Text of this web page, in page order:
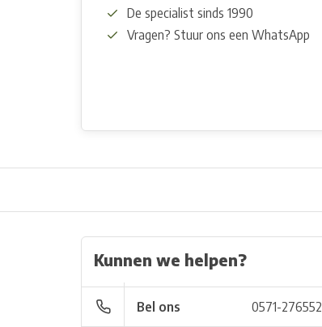
De specialist sinds 1990
Vragen? Stuur ons een WhatsApp
Kunnen we helpen?
Bel ons 0571-276552